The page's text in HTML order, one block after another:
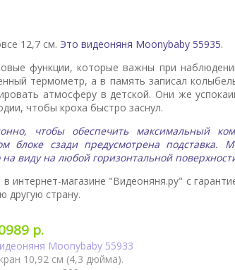
12,7 см. Это видеоняня Moonybaby 55935.
функции, которые важны при
термометр, а в память записал
атмосферу в детской. Они же
чтобы кроха быстро заснул.
чтобы обеспечить максимальный
блоке сзади предусмотрена подставка.
виду на любой горизонтальной
интернет-магазине "Видеоняня.ру" с
другую страну.
р.
Moonybaby 55933
10,92 см (4,3 дюйма).